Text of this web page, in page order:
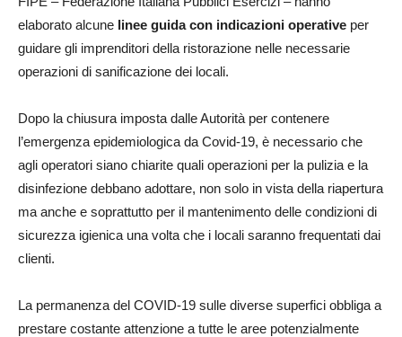
elaborato alcune linee guida con indicazioni operative per
guidare gli imprenditori della ristorazione nelle necessarie
operazioni di sanificazione dei locali.
Dopo la chiusura imposta dalle Autorità per contenere
l’emergenza epidemiologica da Covid-19, è necessario che
agli operatori siano chiarite quali operazioni per la pulizia e la
disinfezione debbano adottare, non solo in vista della riapertura
ma anche e soprattutto per il mantenimento delle condizioni di
sicurezza igienica una volta che i locali saranno frequentati dai
clienti.
La permanenza del COVID-19 sulle diverse superfici obbliga a
prestare costante attenzione a tutte le aree potenzialmente